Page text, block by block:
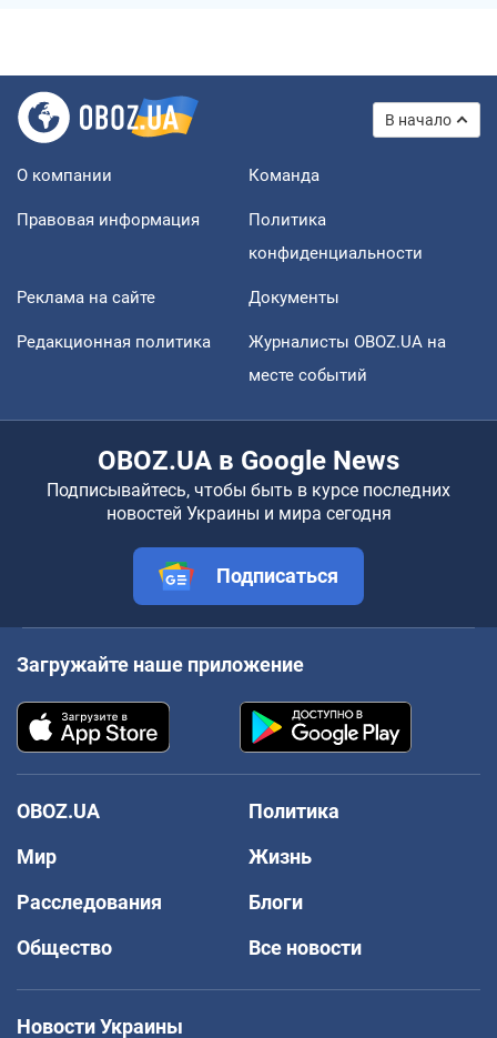
В начало
О компании Команда
Правовая информация
Политика
конфиденциальности
Реклама на сайте Документы
Редакционная политика
Журналисты OBOZ.UA на
месте событий
OBOZ.UA в Google News
Подписывайтесь, чтобы быть в курсе последних
новостей Украины и мира сегодня
Подписаться
Загружайте наше приложение
OBOZ.UA
Политика
Мир
Жизнь
Расследования
Блоги
Общество
Все новости
Новости Украины